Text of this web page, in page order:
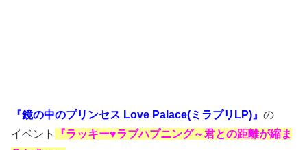
『鏡の中のプリンセス Love Palace(ミラプリLP)』 の
イベント
『ラッキー♥ラブハプニング～君との距離が縮ま